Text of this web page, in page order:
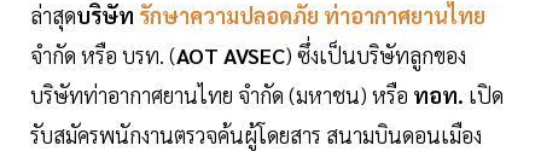
ล่าสุดบริษัท รักษาความปลอดภัย ท่าอากาศยานไทย
จำกัด หรือ บรท. (AOT AVSEC) ซึ่งเป็นบริษัทลูกของ
บริษัทท่าอากาศยานไทย จำกัด (มหาชน) หรือ ทอท. เปิด
รับสมัครพนักงานตรวจค้นผู้โดยสาร สนามบินดอนเมือง